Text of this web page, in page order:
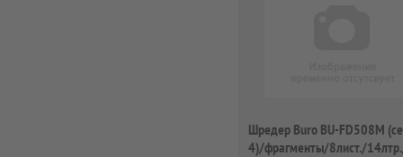
Шредер Buro BU-FD508M
4)/фрагменты/8лист./